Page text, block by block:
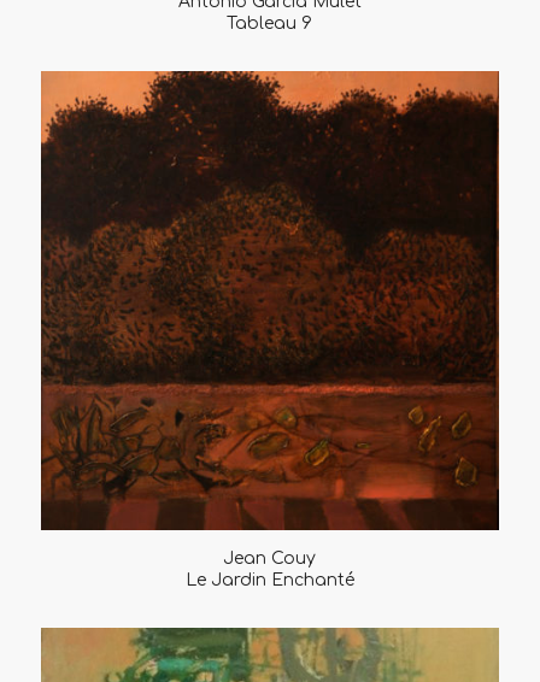
Tableau 9
Jean Couy
Le Jardin Enchanté